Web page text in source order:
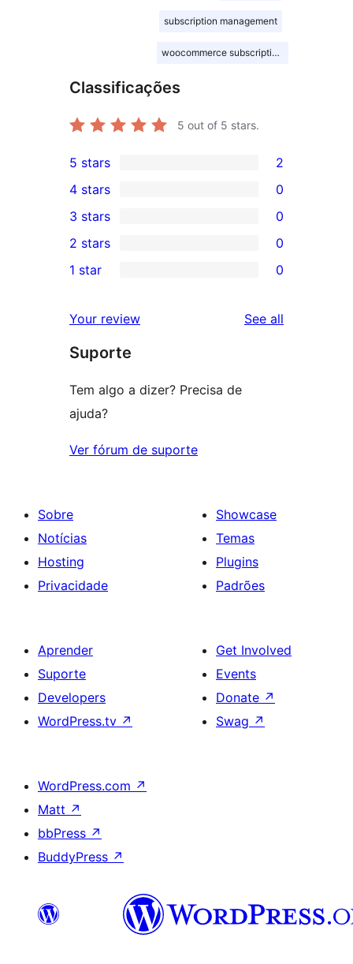
subscription management
woocommerce subscriptions
Classificações
5 out of 5 stars.
2
5-
star
reviews
5 stars 2
4-
star
reviews
4 stars 0
0
3-
star
3 stars 0
2-
reviews
2 stars 0
star
reviews
1 star 0
Your review See all
Suporte
Tem algo a dizer? Precisa de
ajuda?
Ver fórum de suporte
Sobre
Notícias
Hosting
Privacidade
Showcase
Temas
Plugins
Padrões
Aprender
Suporte
Developers
WordPress.tv ↗
Get Involved
Events
Donate ↗
Swag ↗
WordPress.com ↗
Matt ↗
bbPress ↗
BuddyPress ↗